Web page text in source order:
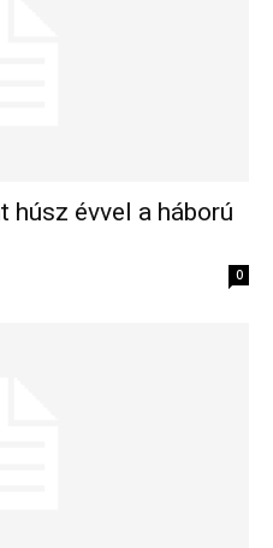
húsz évvel a háború
0